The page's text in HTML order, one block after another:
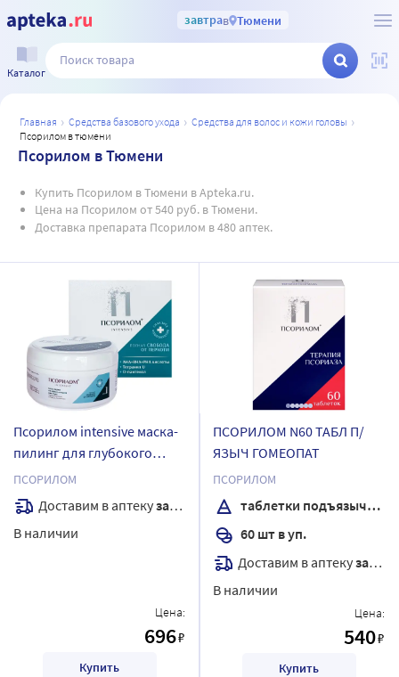
завтрав Тюмени
Каталог
главная средства базового ухода
средства для волос и кожи головы
псорилом в тюмени
Псорилом в Тюмени
Купить Псорилом в Тюмени в Apteka.ru.
Цена на Псорилом от 540 руб. в Тюмени.
Доставка препарата Псорилом в 480 аптек.
Псорилом intensive маска-
пилинг для глубокого
очищения кожи головы с
кислотами aha+bha+pha
150 мл
ПСОРИЛОМ
Доставим в аптекузавтра
В наличии
Цена:
696₽
Купить
ПСОРИЛОМ N60 ТАБЛ П/
ЯЗЫЧ ГОМЕОПАТ
ПСОРИЛОМ
таблетки подъязычные
60 шт в уп.
Доставим в аптекузавтра
В наличии
Цена:
540₽
Купить